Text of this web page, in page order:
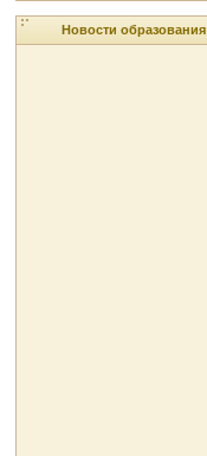
Новости образования